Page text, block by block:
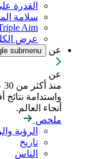
القدرة
سلامة
Aim
عرض
عن
submenu
عن
واستدامة
أنحاء العالم.
ملخص
الرؤية
تاريخ
الناس